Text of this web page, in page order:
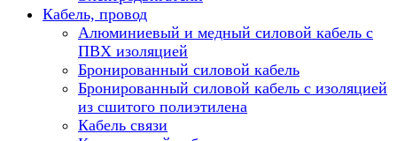
Кабель, провод
Алюминиевый и медный силовой кабель с
ПВХ изоляцией
Бронированный силовой кабель
Бронированный силовой кабель с изоляцией
из сшитого полиэтилена
Кабель связи